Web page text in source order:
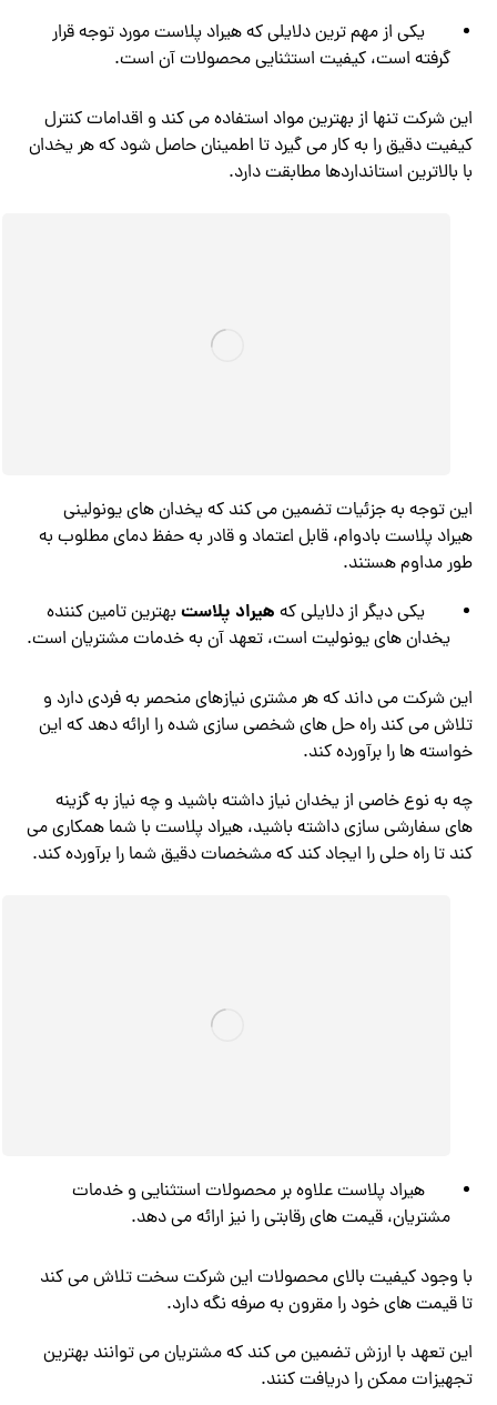
یکی از مهم ترین دلایلی که هیراد پلاست مورد توجه قرار
گرفته است، کیفیت استثنایی محصولات آن است.
این شرکت تنها از بهترین مواد استفاده می کند و اقدامات کنترل
کیفیت دقیق را به کار می گیرد تا اطمینان حاصل شود که هر یخدان
با بالاترین استانداردها مطابقت دارد.
این توجه به جزئیات تضمین می کند که یخدان های یونولینی
هیراد پلاست بادوام، قابل اعتماد و قادر به حفظ دمای مطلوب به
طور مداوم هستند.
یکی دیگر از دلایلی که هیراد پلاستبهترین تامین کننده
یخدان های یونولیت است، تعهد آن به خدمات مشتریان است.
این شرکت می داند که هر مشتری نیازهای منحصر به فردی دارد و
تلاش می کند راه حل های شخصی سازی شده را ارائه دهد که این
خواسته ها را برآورده کند.
چه به نوع خاصی از یخدان نیاز داشته باشید و چه نیاز به گزینه
های سفارشی سازی داشته باشید، هیراد پلاست با شما همکاری می
کند تا راه حلی را ایجاد کند که مشخصات دقیق شما را برآورده کند.
هیراد پلاست علاوه بر محصولات استثنایی و خدمات
مشتریان، قیمت های رقابتی را نیز ارائه می دهد.
با وجود کیفیت بالای محصولات این شرکت سخت تلاش می کند
تا قیمت های خود را مقرون به صرفه نگه دارد.
این تعهد با ارزش تضمین می کند که مشتریان می توانند بهترین
تجهیزات ممکن را دریافت کنند.